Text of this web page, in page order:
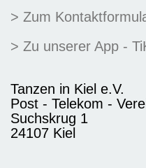
> Zum
> Zu unserer App -
Tanzen in Kiel e.V.
Post - Telekom -
Suchskrug 1
24107 Kiel